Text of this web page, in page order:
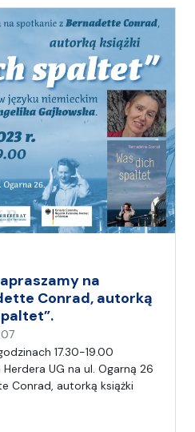
)
i
a
na
Conrad, autorką
a
p
i
17.30-19.00
UG na ul. Ogarną 26
Conrad, autorką książki